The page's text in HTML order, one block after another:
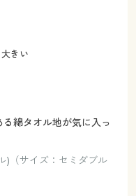
大きい
綿タオル地が気に入っ
)（サイズ：セミダブル